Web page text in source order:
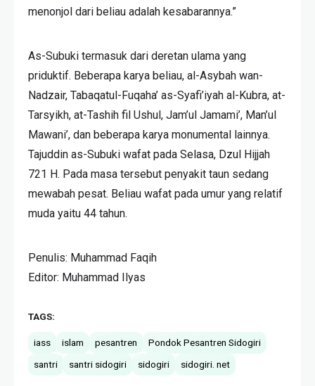
menonjol dari beliau adalah kesabarannya.”
As-Subuki termasuk dari deretan ulama yang
priduktif. Beberapa karya beliau, al-Asybah wan-
Nadzair, Tabaqatul-Fuqaha’ as-Syafi’iyah al-Kubra, at-
Tarsyikh, at-Tashih fil Ushul, Jam’ul Jamami’, Man’ul
Mawani’, dan beberapa karya monumental lainnya.
Tajuddin as-Subuki wafat pada Selasa, Dzul Hijjah
721 H. Pada masa tersebut penyakit taun sedang
mewabah pesat. Beliau wafat pada umur yang relatif
muda yaitu 44 tahun.
Penulis: Muhammad Faqih
Editor: Muhammad Ilyas
TAGS:
iass islam pesantren
Pondok Pesantren Sidogiri
santri
santri sidogiri sidogiri sidogiri. net